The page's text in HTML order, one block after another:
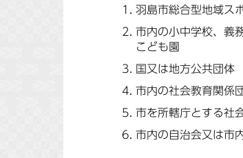
羽島市総合型地域ス
市内の小中学校、義
こども園
国又は地方公共団体
市内の社会教育関係
市を所轄庁とする社
市内の自治会又は市